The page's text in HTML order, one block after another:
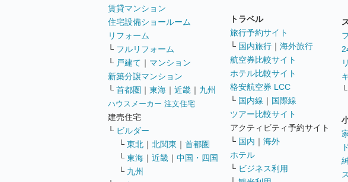
賃貸マンション
住宅設備ショールーム
リフォーム
└ フルリフォーム
└ 戸建て ｜ マンション
新築分譲マンション
└ 首都圏 ｜ 東海 ｜ 近畿 ｜ 九州
ハウスメーカー 注文住宅
建売住宅
└ ビルダー
└ 東北 ｜ 北関東 ｜ 首都圏
└ 東海 ｜ 近畿 ｜ 中国・四国
└ 九州
トラベル
旅行予約サイト
└ 国内旅行 ｜ 海外旅行
航空券比較サイト
ホテル比較サイト
格安航空券 LCC
└ 国内線 ｜ 国際線
ツアー比較サイト
アクティビティ予約サイト
└ 国内 ｜ 海外
ホテル
└ ビジネス利用
└